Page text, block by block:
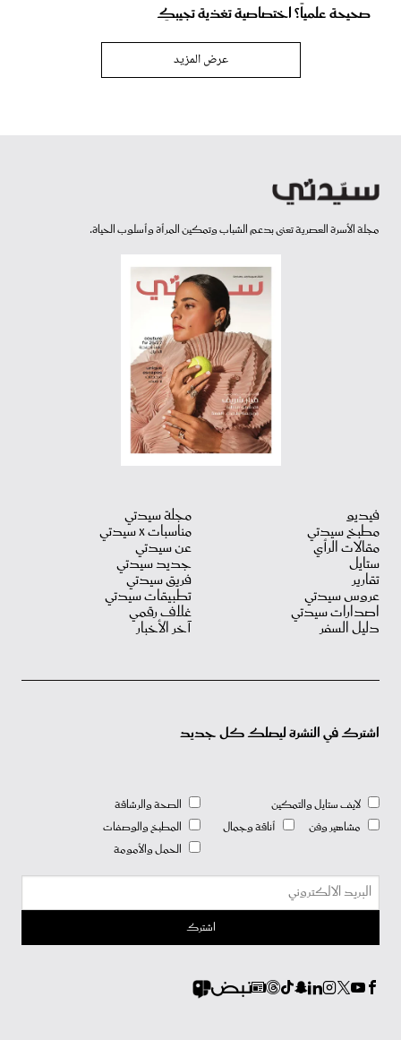
صحيحة علمياً؟ اختصاصية تغذية تجيبكِ
عرض المزيد
مجلة الأسرة العصرية تعنى بدعم الشباب وتمكين المرأة وأسلوب الحياة.
فيديو
مطبخ سيدتي
مقالات الرأي
ستايل
تقارير
عروس سيدتي
اصدارات سيدتي
دليل السفر
مجلة سيدتي
مناسبات X سيدتي
عن سيدتي
جديد سيدتي
فريق سيدتي
تطبيقات سيدتي
غلاف رقمي
آخر الأخبار
اشترك في النشرة ليصلك كل جديد
لايف ستايل والتمكين
مشاهير وفن
أناقة وجمال
الصحة والرشاقة
المطبخ والوصفات
الحمل والأمومة